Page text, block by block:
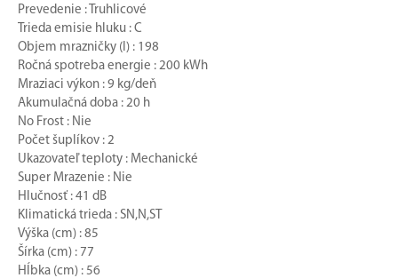
Prevedenie : Truhlicové
Trieda emisie hluku : C
Objem mrazničky (l) : 198
Ročná spotreba energie : 200 kWh
Mraziaci výkon : 9 kg/deň
Akumulačná doba : 20 h
No Frost : Nie
Počet šuplíkov : 2
Ukazovateľ teploty : Mechanické
Super Mrazenie : Nie
Hlučnosť : 41 dB
Klimatická trieda : SN,N,ST
Výška (cm) : 85
Šírka (cm) : 77
Hĺbka (cm) : 56